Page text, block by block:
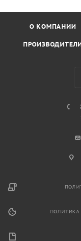
О КОМПАНИИ
ПОЛИТИКА